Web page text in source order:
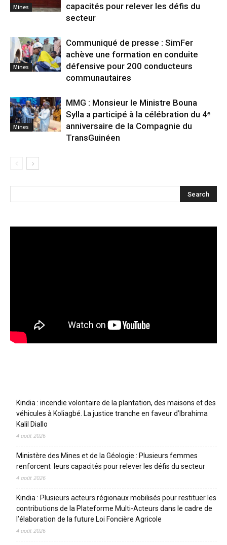
Mines
capacités pour relever les défis du
secteur
Mines
Communiqué de presse : SimFer
achève une formation en conduite
défensive pour 200 conducteurs
communautaires
Mines
MMG : Monsieur le Ministre Bouna
Sylla a participé à la célébration du 4ᵉ
anniversaire de la Compagnie du
TransGuinéen
Kindia : incendie volontaire de la plantation, des maisons et des
véhicules à Koliagbé. La justice tranche en faveur d’Ibrahima
Kalil Diallo
4 août 2026
Ministère des Mines et de la Géologie : Plusieurs femmes
renforcent leurs capacités pour relever les défis du secteur
4 août 2026
Kindia : Plusieurs acteurs régionaux mobilisés pour restituer les
contributions de la Plateforme Multi-Acteurs dans le cadre de
l’élaboration de la future Loi Foncière Agricole
4 août 2026